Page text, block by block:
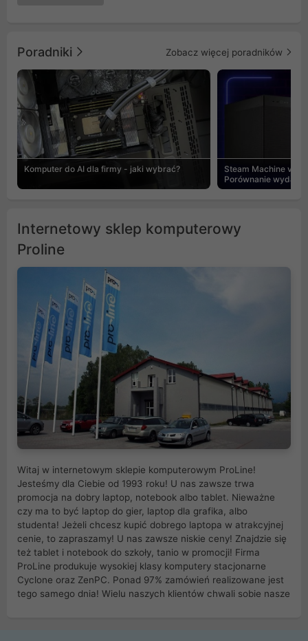
Poradniki Zobacz więcej poradników
Komputer do AI dla firmy - jaki wybrać?
Steam Machine vs
Porównanie
Internetowy sklep komputerowy
Proline
Witaj w internetowym sklepie komputerowym ProLine!
Jesteśmy dla Ciebie od 1993 roku! U nas zawsze trwa
promocja na dobry laptop, notebook albo tablet. Nieważne
czy ma to być laptop do gier, laptop dla grafika, albo
studenta! Jeżeli chcesz kupić dobrego laptopa w atrakcyjnej
cenie, to zapraszamy! U nas zawsze niskie ceny! Znajdzie się
też tablet i notebook do szkoły, tanio w promocji! Firma
ProLine produkuje wysokiej klasy komputery stacjonarne
Cyclone oraz ZenPC. Ponad 97% zamówień realizowane jest
tego samego dnia! Wielu naszych klientów chwali sobie nasze